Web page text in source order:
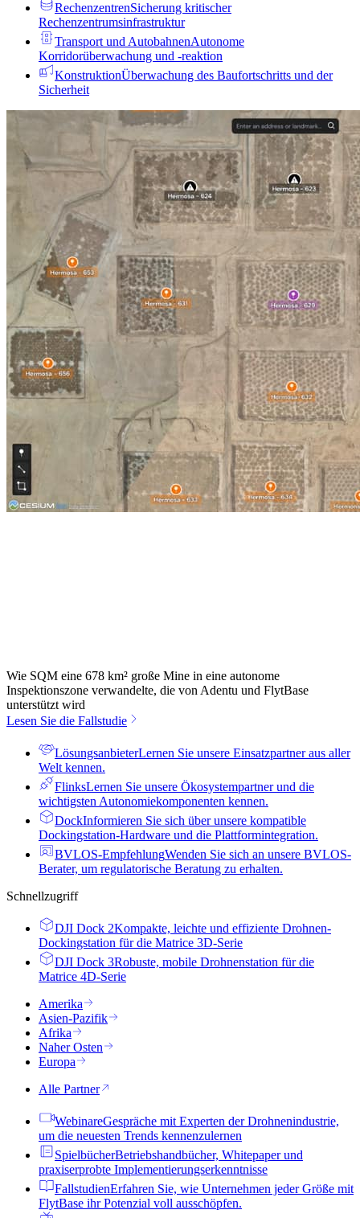
RechenzentrenSicherung kritischer
Rechenzentrumsinfrastruktur
Transport und AutobahnenAutonome
Korridorüberwachung und -reaktion
KonstruktionÜberwachung des Baufortschritts und der
Sicherheit
Wie SQM eine 678 km² große Mine in eine autonome
Inspektionszone verwandelte, die von Adentu und FlytBase
unterstützt wird
Lesen Sie die Fallstudie
LösungsanbieterLernen Sie unsere Einsatzpartner aus aller
Welt kennen.
FlinksLernen Sie unsere Ökosystempartner und die
wichtigsten Autonomiekomponenten kennen.
DockInformieren Sie sich über unsere kompatible
Dockingstation-Hardware und die Plattformintegration.
BVLOS-EmpfehlungWenden Sie sich an unsere BVLOS-
Berater, um regulatorische Beratung zu erhalten.
Schnellzugriff
DJI Dock 2Kompakte, leichte und effiziente Drohnen-
Dockingstation für die Matrice 3D-Serie
DJI Dock 3Robuste, mobile Drohnenstation für die
Matrice 4D-Serie
Amerika
Asien-Pazifik
Afrika
Naher Osten
Europa
Alle Partner
WebinareGespräche mit Experten der Drohnenindustrie,
um die neuesten Trends kennenzulernen
SpielbücherBetriebshandbücher, Whitepaper und
praxiserprobte Implementierungserkenntnisse
FallstudienErfahren Sie, wie Unternehmen jeder Größe mit
FlytBase ihr Potenzial voll ausschöpfen.